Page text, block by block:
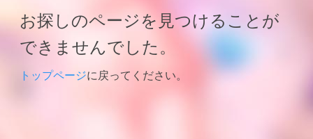
お探しのページを見つけることが
できませんでした。
トップページに戻ってください。